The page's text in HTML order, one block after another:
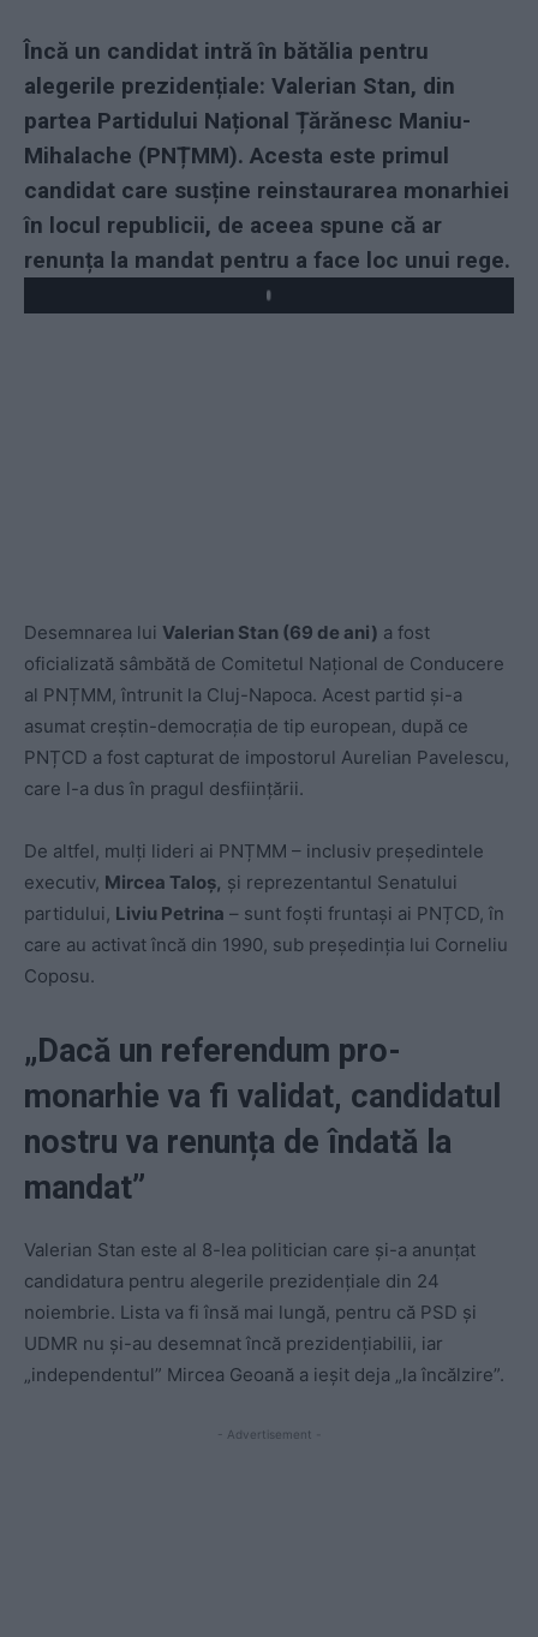
Încă un candidat intră în bătălia pentru
alegerile prezidențiale: Valerian Stan, din
partea Partidului Național Țărănesc Maniu-
Mihalache (PNȚMM). Acesta este primul
candidat care susține reinstaurarea monarhiei
în locul republicii, de aceea spune că ar
renunța la mandat pentru a face loc unui rege.
Play
Desemnarea lui Valerian Stan (69 de ani) a fost
oficializată sâmbătă de Comitetul Național de Conducere
al PNȚMM, întrunit la Cluj-Napoca. Acest partid și-a
asumat creștin-democrația de tip european, după ce
PNȚCD a fost capturat de impostorul Aurelian Pavelescu,
care l-a dus în pragul desființării.
De altfel, mulți lideri ai PNȚMM – inclusiv președintele
executiv, Mircea Taloș, și reprezentantul Senatului
partidului, Liviu Petrina – sunt foști fruntași ai PNȚCD, în
care au activat încă din 1990, sub președinția lui Corneliu
Coposu.
„Dacă un referendum pro-
monarhie va fi validat, candidatul
nostru va renunța de îndată la
mandat”
Valerian Stan este al 8-lea politician care și-a anunțat
candidatura pentru alegerile prezidențiale din 24
noiembrie. Lista va fi însă mai lungă, pentru că PSD și
UDMR nu și-au desemnat încă prezidențiabilii, iar
„independentul” Mircea Geoană a ieșit deja „la încălzire”.
- Advertisement -